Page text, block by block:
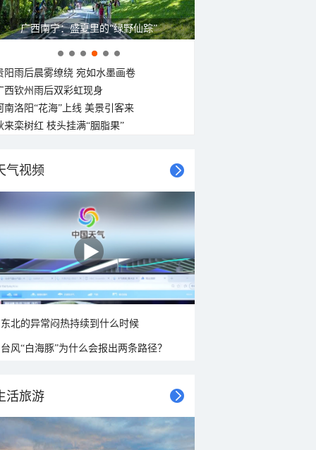
广西南宁：盛夏里的“绿野仙踪”
阳雨后晨雾缭绕 宛如水墨画卷
西钦州雨后双彩虹现身
南洛阳“花海”上线 美景引客来
来栾树红 枝头挂满“胭脂果”
气视频
东北的异常闷热持续到什么时候
台风“白海豚”为什么会报出两条路径？
活旅游